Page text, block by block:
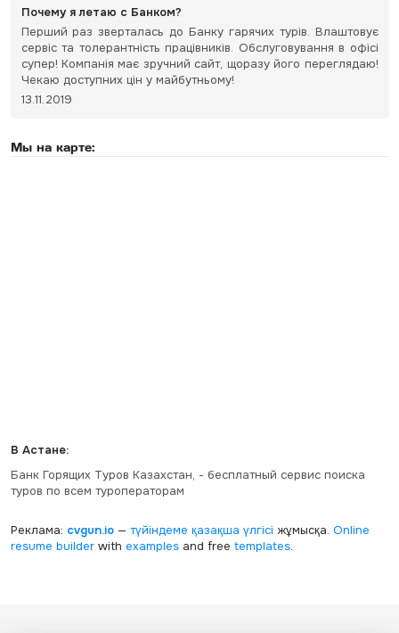
Почему я летаю с Банком?
Перший раз зверталась до Банку гарячих турів. Влаштовує
сервіс та толерантність працівників. Обслуговування в офісі
супер! Компанія має зручний сайт, щоразу його переглядаю!
Чекаю доступних цін у майбутньому!
13.11.2019
Мы на карте:
В Астане:
Банк Горящих Туров Казахстан, - бесплатный сервис поиска
туров по всем туроператорам
Реклама: cvgun.io— түйіндеме қазақша үлгісі жұмысқа. Online
resume builderwith examplesand free templates.